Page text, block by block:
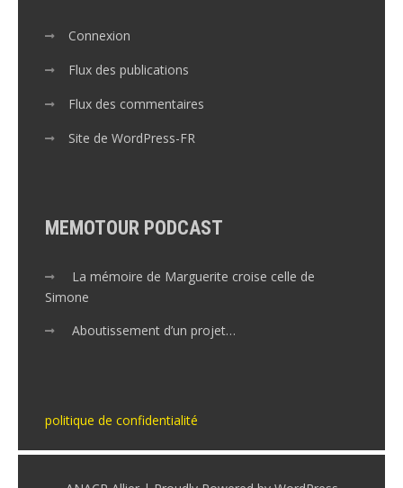
Connexion
Flux des publications
Flux des commentaires
Site de WordPress-FR
MEMOTOUR PODCAST
La mémoire de Marguerite croise celle de
Simone
Aboutissement d’un projet…
politique de confidentialité